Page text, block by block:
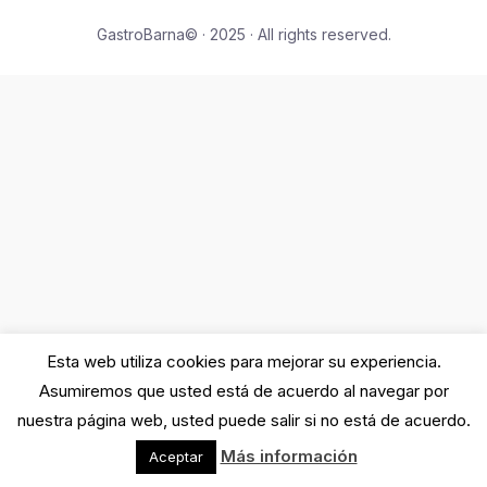
GastroBarna© · 2025 · All rights reserved.
Esta web utiliza cookies para mejorar su experiencia.
Asumiremos que usted está de acuerdo al navegar por
nuestra página web, usted puede salir si no está de acuerdo.
Aceptar Más información